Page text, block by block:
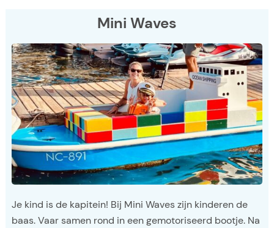
Mini Waves
Je kind is de kapitein! Bij Mini Waves zijn kinderen de
baas. Vaar samen rond in een gemotoriseerd bootje. Na